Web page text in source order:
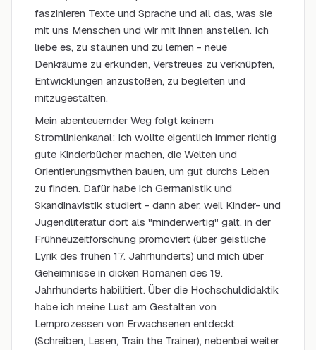
faszinieren Texte und Sprache und all das, was sie
mit uns Menschen und wir mit ihnen anstellen. Ich
liebe es, zu staunen und zu lernen - neue
Denkräume zu erkunden, Verstreues zu verknüpfen,
Entwicklungen anzustoßen, zu begleiten und
mitzugestalten.
Mein abenteuernder Weg folgt keinem
Stromlinienkanal: Ich wollte eigentlich immer richtig
gute Kinderbücher machen, die Welten und
Orientierungsmythen bauen, um gut durchs Leben
zu finden. Dafür habe ich Germanistik und
Skandinavistik studiert - dann aber, weil Kinder- und
Jugendliteratur dort als "minderwertig" galt, in der
Frühneuzeitforschung promoviert (über geistliche
Lyrik des frühen 17. Jahrhunderts) und mich über
Geheimnisse in dicken Romanen des 19.
Jahrhunderts habilitiert. Über die Hochschuldidaktik
habe ich meine Lust am Gestalten von
Lernprozessen von Erwachsenen entdeckt
(Schreiben, Lesen, Train the Trainer), nebenbei weiter